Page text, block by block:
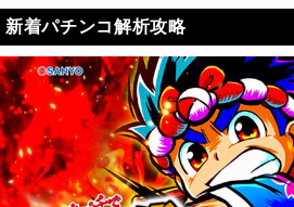
新着パチンコ解析攻略